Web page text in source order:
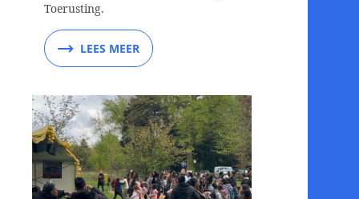
Toerusting.
LEES MEER